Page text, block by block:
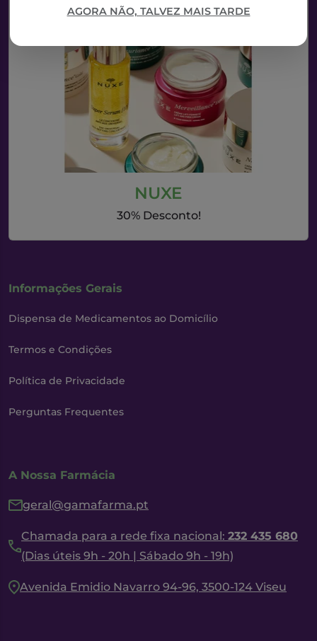
AGORA NÃO, TALVEZ MAIS TARDE
NUXE
30% Desconto!
Informações Gerais
Dispensa de Medicamentos ao Domicílio
Termos e Condições
Política de Privacidade
Perguntas Frequentes
A Nossa Farmácia
geral@gamafarma.pt
Chamada para a rede fixa nacional: 232 435 680
(Dias úteis 9h - 20h | Sábado 9h - 19h)
Avenida Emidio Navarro 94-96, 3500-124 Viseu